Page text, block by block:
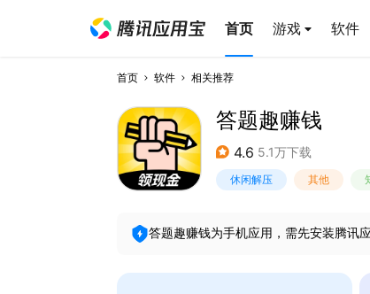
首页 游戏 软件
首页 软件 相关推荐
答题趣赚钱
4.6 5.1万下载
休闲解压 其他
答题趣赚钱为手机应用，需先安装腾讯